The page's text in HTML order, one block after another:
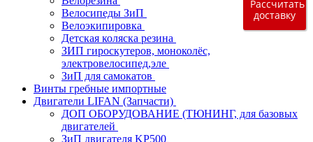
Велосипеды ЗиП
Велоэкипировка
Детская коляска резина
ЗИП гироскутеров, моноколёс,
электровелосипед,эле
ЗиП для самокатов
Винты гребные импортные
Двигатели LIFAN (Запчасти)
ДОП ОБОРУДОВАНИЕ (ТЮНИНГ, для базовых
двигателей
ЗиП двигателя KP500
Рассчитать
доставку